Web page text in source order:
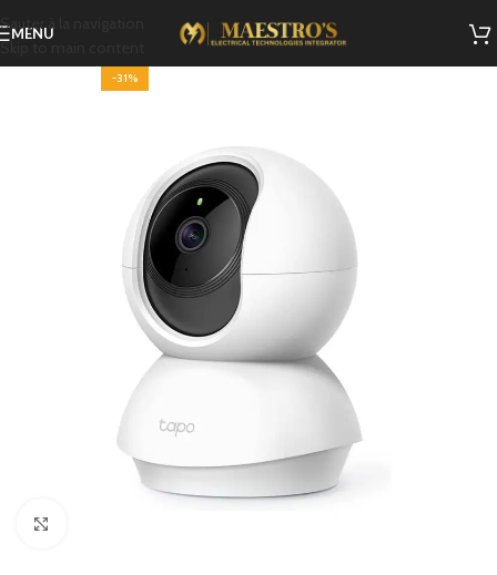
Sauter à la navigation
Skip to main content
MENU
-31%